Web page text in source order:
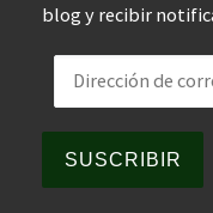
blog y recibir
Dirección de
SUSCRIBIR